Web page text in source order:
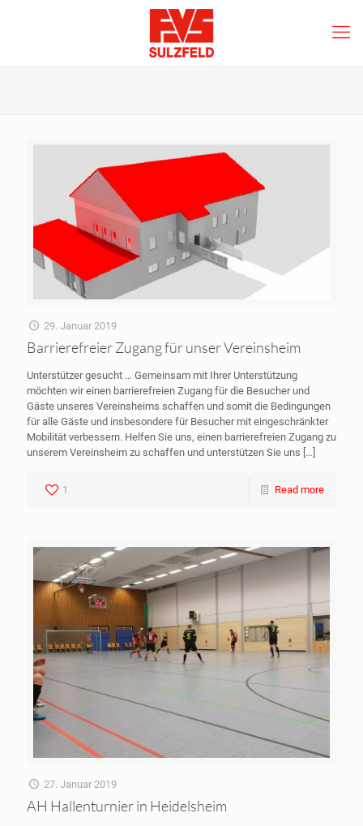
29. Januar 2019
Barrierefreier Zugang für unser Vereinsheim
Unterstützer gesucht … Gemeinsam mit Ihrer Unterstützung
möchten wir einen barrierefreien Zugang für die Besucher und
Gäste unseres Vereinsheims schaffen und somit die Bedingungen
für alle Gäste und insbesondere für Besucher mit eingeschränkter
Mobilität verbessern. Helfen Sie uns, einen barrierefreien Zugang zu
unserem Vereinsheim zu schaffen und unterstützen Sie uns […]
1 Read more
27. Januar 2019
AH Hallenturnier in Heidelsheim